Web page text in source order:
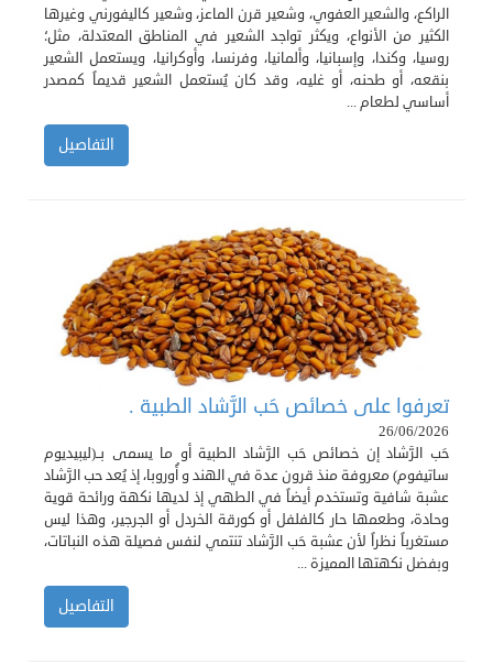
الراكع، والشعير العفوي، وشعير قرن الماعز، وشعير كاليفورني وغيرها
الكثير من الأنواع، ويكثر تواجد الشعير في المناطق المعتدلة، مثل؛
روسيا، وكندا، وإسبانيا، وألمانيا، وفرنسا، وأوكرانيا، ويستعمل الشعير
بنقعه، أو طحنه، أو غليه، وقد كان يُستعمل الشعير قديماً كمصدر
أساسي لطعام ...
التفاصيل
تعرفوا على خصائص حَب الرَّشاد الطبية .
26/06/2026
حَب الرَّشاد إن خصائص حَب الرَّشاد الطبية أو ما يسمى بــ(ليبيديوم
ساتيفوم) معروفة منذ قرون عدة في الهند و أُوروبا، إذ يُعد حب الرَّشاد
عشبة شافية وتستخدم أيضاً في الطهي إذ لديها نكهة ورائحة قوية
وحادة، وطعمها حار كالفلفل أو كورقة الخردل أو الجرجير، وهذا ليس
مستغرباً نظراً لأن عشبة حَب الرَّشاد تنتمي لنفس فصيلة هذه النباتات،
وبفضل نكهتها المميزة ...
التفاصيل